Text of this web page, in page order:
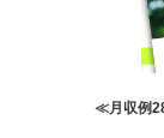
≪月収例